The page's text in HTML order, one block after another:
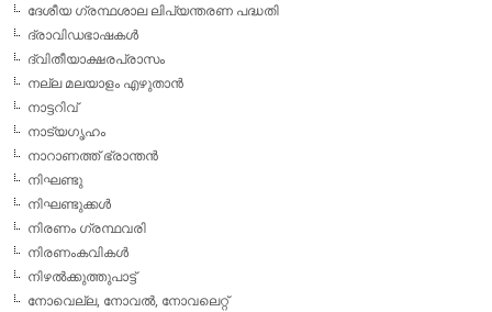
ദേശീയ ഗ്രന്ഥശാല ലിപ്യന്തരണ പദ്ധതി
ദ്രാവിഡഭാഷകള്‍
ദ്വിതീയാക്ഷരപ്രാസം
നല്ല മലയാളം എഴുതാന്‍
നാട്ടറിവ്
നാട്യഗൃഹം
നാറാണത്ത് ഭ്രാന്തന്‍
നിഘണ്ടു
നിഘണ്ടുക്കള്‍
നിരണം ഗ്രന്ഥവരി
നിരണംകവികള്‍
നിഴല്‍ക്കുത്തുപാട്ട്
നോവെല്ല, നോവല്‍, നോവലെറ്റ്